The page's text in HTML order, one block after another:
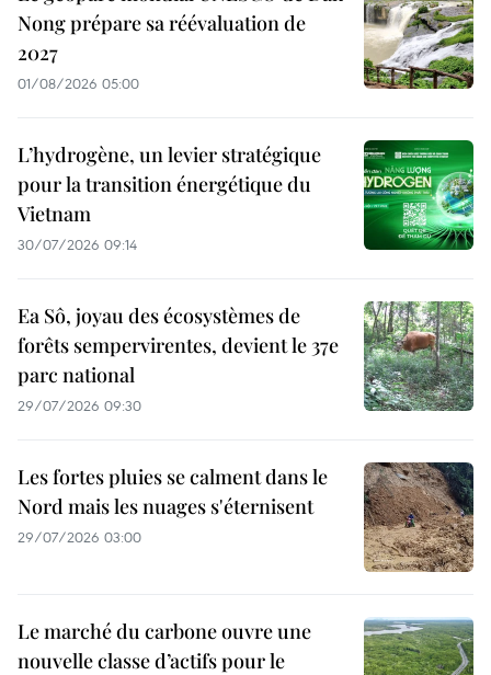
Nong prépare sa réévaluation de
2027
01/08/2026 05:00
L’hydrogène, un levier stratégique
pour la transition énergétique du
Vietnam
30/07/2026 09:14
Ea Sô, joyau des écosystèmes de
forêts sempervirentes, devient le 37e
parc national
29/07/2026 09:30
Les fortes pluies se calment dans le
Nord mais les nuages s'éternisent
29/07/2026 03:00
Le marché du carbone ouvre une
nouvelle classe d’actifs pour le